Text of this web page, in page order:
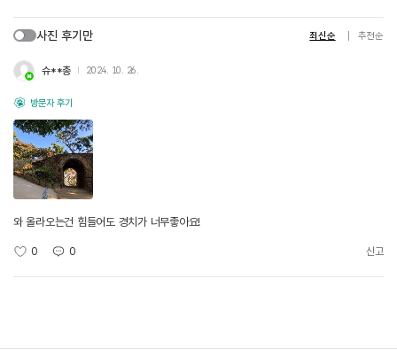
사진 후기만 최신순 추천순
슈**총 2024. 10. 26.
방문자 후기
와 올라오는건 힘들어도 경치가 너무좋아요!
0 0 신고